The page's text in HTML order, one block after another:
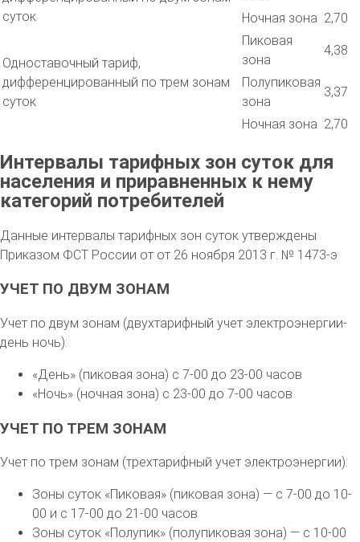
суток
Ночная зона 2,70
Одноставочный тариф,
дифференцированный по трем зонам
суток
Пиковая
зона
4,38
Полупиковая
зона
3,37
Ночная зона 2,70
Интервалы тарифных зон суток для
населения и приравненных к нему
категорий потребителей
Данные интервалы тарифных зон суток утверждены
Приказом ФСТ России от от 26 ноября 2013 г. № 1473-э
УЧЕТ ПО ДВУМ ЗОНАМ
Учет по двум зонам (двухтарифный учет электроэнергии-
день ночь):
«День» (пиковая зона) с 7-00 до 23-00 часов
«Ночь» (ночная зона) с 23-00 до 7-00 часов
УЧЕТ ПО ТРЕМ ЗОНАМ
Учет по трем зонам (трехтарифный учет электроэнергии):
Зоны суток «Пиковая» (пиковая зона) — с 7-00 до 10-
00 и с 17-00 до 21-00 часов
Зоны суток «Полупик» (полупиковая зона) — с 10-00